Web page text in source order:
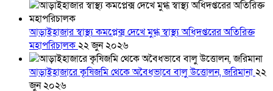
আড়াইহাজার স্বাস্থ্য কমপ্লেক্স দেখে মুগ্ধ স্বাস্থ্য অধিদপ্তরের অতিরিক্ত
মহাপরিচালক২২ জুন ২০২৬
আড়াইহাজারে কৃষিজমি থেকে অবৈধভাবে বালু উত্তোলন, জরিমানা২২
জুন ২০২৬